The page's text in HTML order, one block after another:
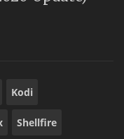
Kodi
Shellfire